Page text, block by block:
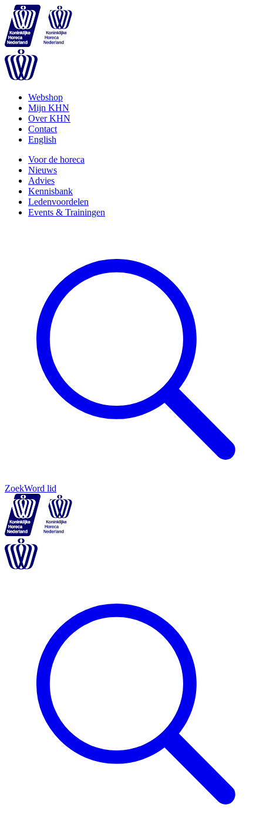
Webshop
Mijn KHN
Over KHN
Contact
English
Voor de horeca
Nieuws
Advies
Kennisbank
Ledenvoordelen
Events & Trainingen
ZoekWord lid